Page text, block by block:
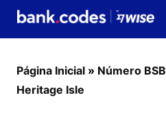
Página Inicial » Número BSB
Heritage Isle